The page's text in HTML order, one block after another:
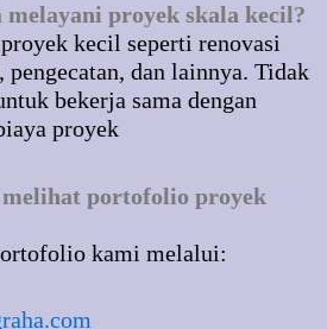
melayani proyek skala kecil?
kecil seperti renovasi
pengecatan, dan lainnya. Tidak
bekerja sama dengan
proyek
melihat portofolio proyek
kami melalui: